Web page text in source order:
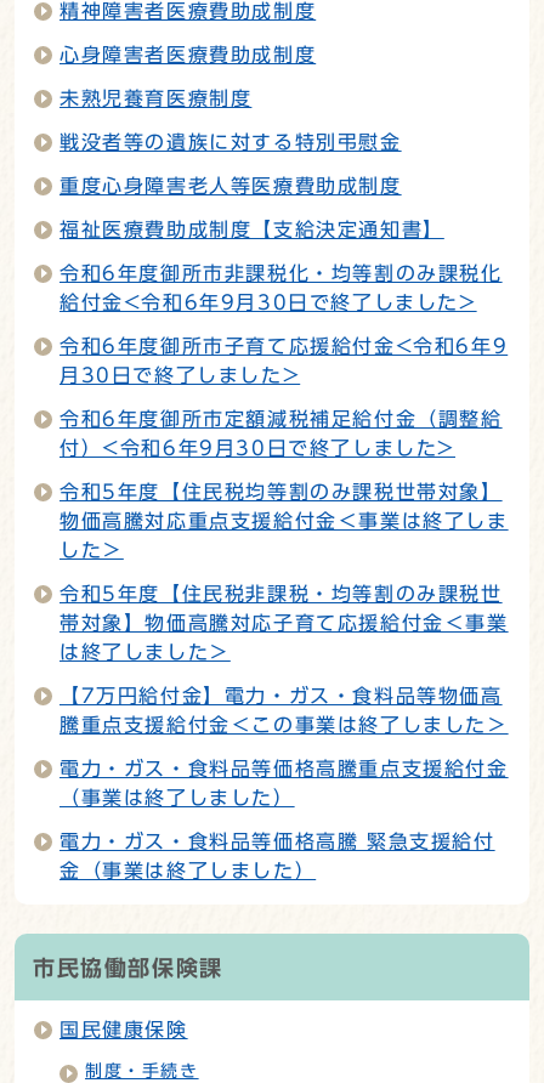
精神障害者医療費助成制度
心身障害者医療費助成制度
未熟児養育医療制度
戦没者等の遺族に対する特別弔慰金
重度心身障害老人等医療費助成制度
福祉医療費助成制度【支給決定通知書】
令和6年度御所市非課税化・均等割のみ課税化
給付金<令和6年9月30日で終了しました>
令和6年度御所市子育て応援給付金<令和6年9
月30日で終了しました>
令和6年度御所市定額減税補足給付金（調整給
付）<令和6年9月30日で終了しました>
令和5年度【住民税均等割のみ課税世帯対象】
物価高騰対応重点支援給付金＜事業は終了しま
した＞
令和5年度【住民税非課税・均等割のみ課税世
帯対象】物価高騰対応子育て応援給付金＜事業
は終了しました＞
【7万円給付金】電力・ガス・食料品等物価高
騰重点支援給付金＜この事業は終了しました＞
電力・ガス・食料品等価格高騰重点支援給付金
（事業は終了しました）
電力・ガス・食料品等価格高騰 緊急支援給付
金（事業は終了しました）
市民協働部保険課
国民健康保険
制度・手続き